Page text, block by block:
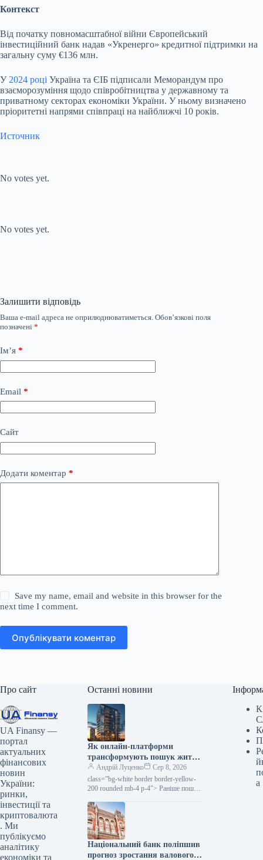
Контекст
Від початку повномасштабної війни Європейський
інвестиційний банк надав «Укренерго» кредитної підтримки на
загальну суму €136 млн.
У 2024 році Україна та ЄІБ підписали Меморандум про
взаєморозуміння щодо співробітництва у державному та
приватному секторах економіки України. У ньому визначено
пріоритетні напрями співпраці на найближчі 10 років.
Источник
No votes yet.
No votes yet.
Залишити відповідь
Ваша e-mail адреса не оприлюднюватиметься. Обов’язкові поля
позначені *
Ім’я *
Email *
Сайт
Додати коментар *
Save my name, email and website in this browser for the
next time I comment.
Опублікувати коментар
Про сайт
UA Finansy —
портал
актуальних
фінансових
новин
України:
ринки,
інвестиції та
криптовалюта
. Ми
публікуємо
аналітику
економіки та
Останні новини
Як онлайн-платформи
трансформують пошук житла
в Україні
Андрій Луценко
Сер 8, 2026
class=”bg-white border border-yellow-
200 rounded mb-4 p-4″> Раніше пошук
виглядав одноманітно: безліч
відкритих вкладок, повторювані
Національний банк поліпшив
прогноз зростання валового
а